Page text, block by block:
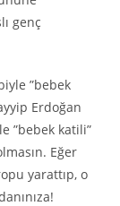
genç
”bebek
Erdoğan
”bebek katili”
Eğer
yarattıp, o